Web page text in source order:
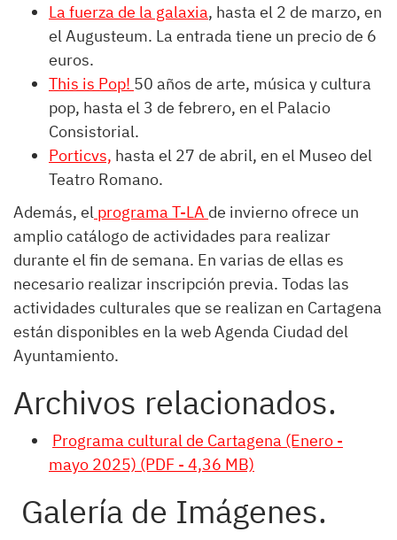
La fuerza de la galaxia, hasta el 2 de marzo, en
el Augusteum. La entrada tiene un precio de 6
euros.
This is Pop! 50 años de arte, música y cultura
pop, hasta el 3 de febrero, en el Palacio
Consistorial.
Porticvs, hasta el 27 de abril, en el Museo del
Teatro Romano.
Además, el programa T-LA de invierno ofrece un
amplio catálogo de actividades para realizar
durante el fin de semana. En varias de ellas es
necesario realizar inscripción previa. Todas las
actividades culturales que se realizan en Cartagena
están disponibles en la web Agenda Ciudad del
Ayuntamiento.
Archivos relacionados.
Programa cultural de Cartagena (Enero -
mayo 2025) (PDF - 4,36 MB)
Galería de Imágenes.